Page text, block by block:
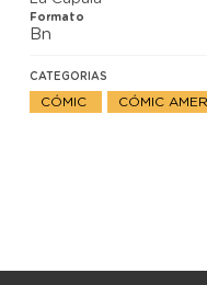
Formato
Bn
CATEGORIAS
CÓMIC CÓMIC